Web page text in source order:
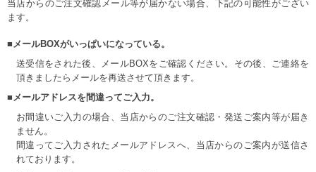
当店からのご注文確認メール等が届かない場合、下記の可能性がござい
ます。
■メールBOXがいっぱいになっている。
送受信をされた後、メールBOXをご確認ください。その後、ご連絡を
頂きましたらメールを再送させて頂きます。
■メールアドレスを間違ってご入力。
お間違いご入力の場合、当店からのご注文確認・発送ご案内等が届き
ません。
間違ってご入力されたメールアドレスへ、当店からのご案内が送信さ
れております。